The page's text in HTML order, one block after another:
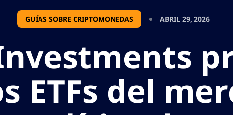
GUÍAS SOBRE CRIPTOMONEDAS ABRIL 29, 2026
ETFs del